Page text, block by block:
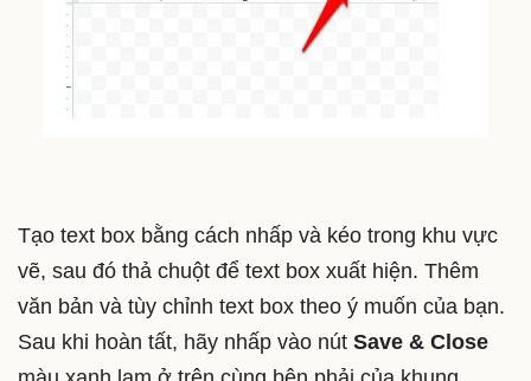
Tạo text box bằng cách nhấp và kéo trong khu vực
vẽ, sau đó thả chuột để text box xuất hiện. Thêm
văn bản và tùy chỉnh text box theo ý muốn của bạn.
Sau khi hoàn tất, hãy nhấp vào nút Save & Close